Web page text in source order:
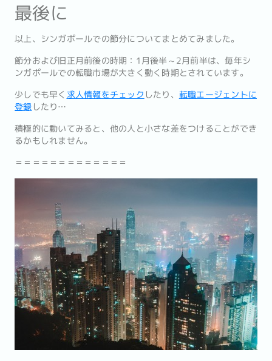
最後に
以上、シンガポールでの節分についてまとめてみました。
節分および旧正月前後の時期：1月後半～2月前半は、毎年シ
ンガポールでの転職市場が大きく動く時期とされています。
少しでも早く 求人情報をチェック したり、 転職エージェントに
登録 したり…
積極的に動いてみると、他の人と小さな差をつけることができ
るかもしれません。
＝＝＝＝＝＝＝＝＝＝＝＝＝